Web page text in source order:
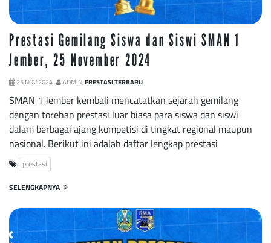
Prestasi Gemilang Siswa dan Siswi SMAN 1
Jember, 25 November 2024
25 NOV 2024 , ADMIN,PRESTASI TERBARU
SMAN 1 Jember kembali mencatatkan sejarah gemilang
dengan torehan prestasi luar biasa para siswa dan siswi
dalam berbagai ajang kompetisi di tingkat regional maupun
nasional. Berikut ini adalah daftar lengkap prestasi
prestasi
SELENGKAPNYA